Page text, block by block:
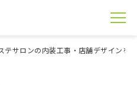
テサロンの内装工事・店舗デザインを